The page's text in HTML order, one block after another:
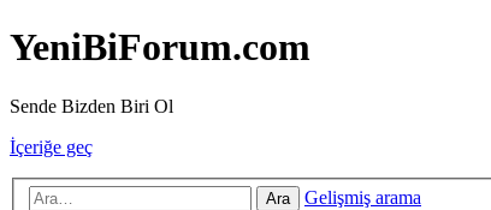
YeniBiForum.com
Sende Bizden Biri Ol
İçeriğe geç
Ara Gelişmiş arama